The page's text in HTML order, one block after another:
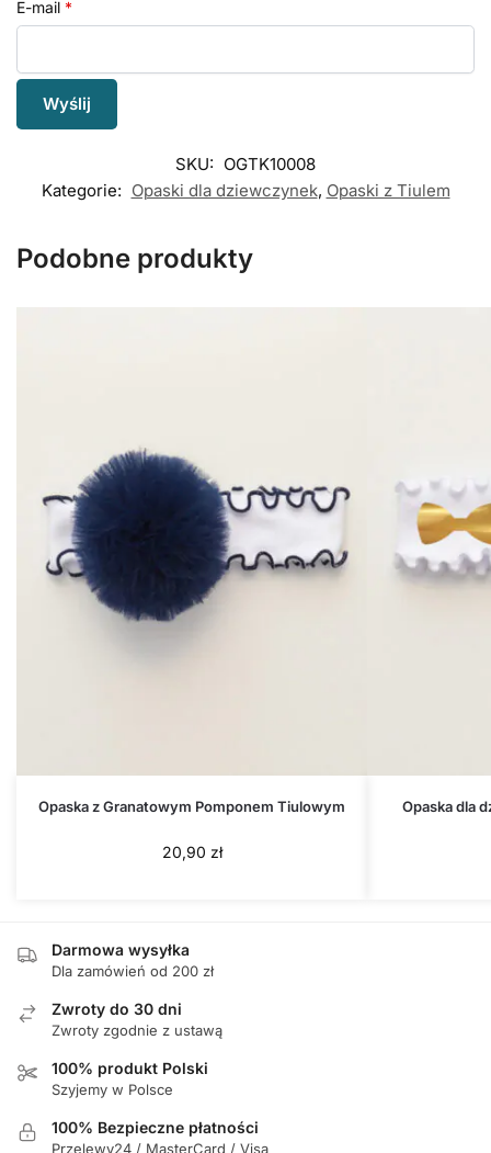
E-mail *
SKU: OGTK10008
Kategorie: Opaski dla dziewczynek, Opaski z Tiulem
Podobne produkty
Opaska z Granatowym Pomponem Tiulowym
20,90 zł
Opaska dla
Darmowa wysyłka
Dla zamówień od 200 zł
Zwroty do 30 dni
Zwroty zgodnie z ustawą
100% produkt Polski
Szyjemy w Polsce
100% Bezpieczne płatności
Przelewy24 / MasterCard / Visa